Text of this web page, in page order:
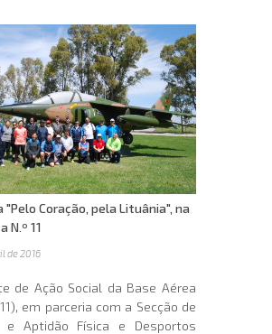
"Pelo Coração, pela Lituânia", na
N.º 11
de 2016
de Ação Social da Base Aérea
em parceria com a Secção de
e Aptidão Física e Desportos